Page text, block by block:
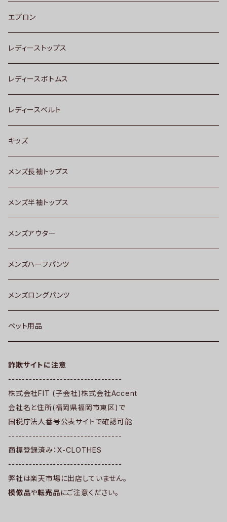
エプロン
レディーストップス
レディースボトムス
レディースベルト
キッズ
メンズ長袖トップス
メンズ半袖トップス
メンズアウター
メンズハーフパンツ
メンズロングパンツ
ペット用品
詐欺サイトに注意
---------------------------------
株式会社FIT (子会社)株式会社Accent
会社名と住所(福岡県福岡市東区)で
国税庁法人番号公表サイトで確認可能
---------------------------------
商標登録済み：X-CLOTHES
---------------------------------
弊社は楽天市場に出店していません。
模倣品や転売品にご注意ください。